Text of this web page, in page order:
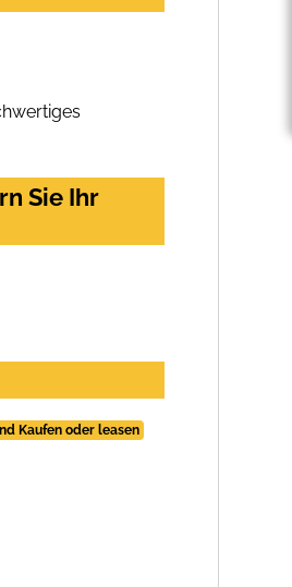
Sie Ihr
Kaufen oder leasen